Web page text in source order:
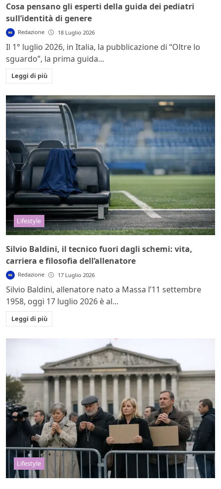
Cosa pensano gli esperti della guida dei pediatri
sull’identità di genere
Redazione 18 Luglio 2026
Il 1° luglio 2026, in Italia, la pubblicazione di “Oltre lo
sguardo”, la prima guida...
Leggi di più
Lifestyle
Silvio Baldini, il tecnico fuori dagli schemi: vita,
carriera e filosofia dell’allenatore
Redazione 17 Luglio 2026
Silvio Baldini, allenatore nato a Massa l’11 settembre
1958, oggi 17 luglio 2026 è al...
Leggi di più
Lifestyle